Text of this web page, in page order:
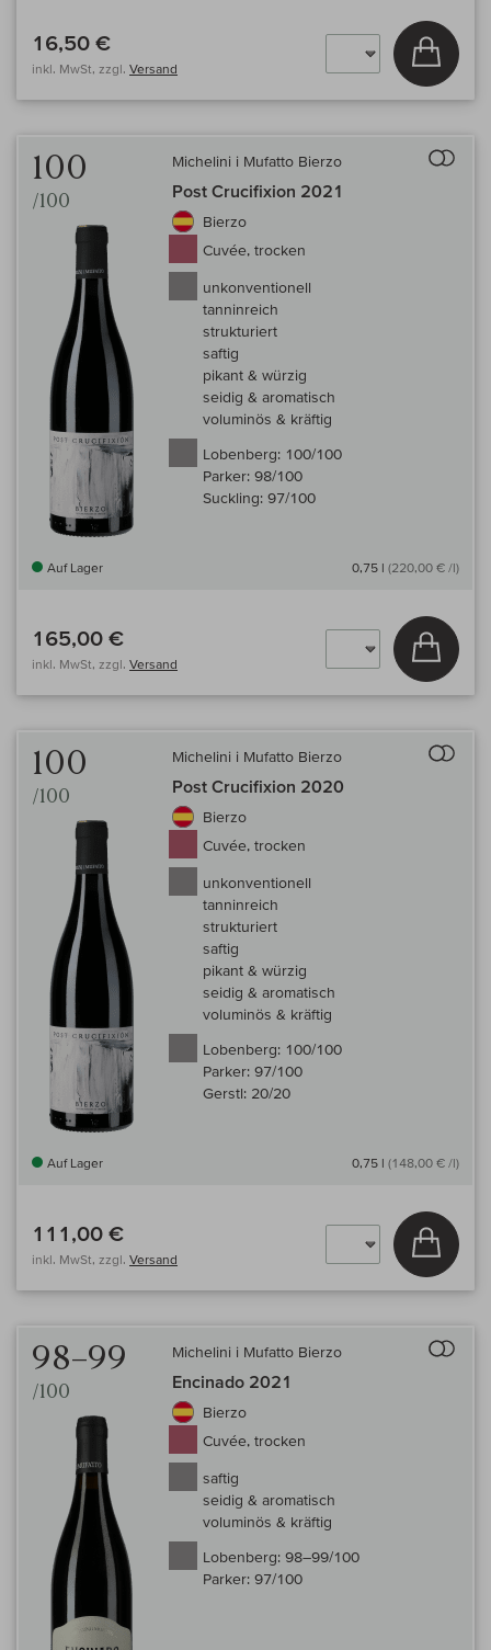
16,50 €
inkl. MwSt, zzgl. Versand
In
100
/100
Michelini i Mufatto Bierzo
Post Crucifixion 2021
Bierzo
Cuvée, trocken
unkonventionell
tanninreich
strukturiert
saftig
pikant & würzig
seidig & aromatisch
voluminös & kräftig
Lobenberg: 100/100
Parker: 98/100
Suckling: 97/100
Auf Lager 0,75 l (220,00 € /l)
165,00 €
inkl. MwSt, zzgl. Versand
In
100
/100
Michelini i Mufatto Bierzo
Post Crucifixion 2020
Bierzo
Cuvée, trocken
unkonventionell
tanninreich
strukturiert
saftig
pikant & würzig
seidig & aromatisch
voluminös & kräftig
Lobenberg: 100/100
Parker: 97/100
Gerstl: 20/20
Auf Lager 0,75 l (148,00 € /l)
111,00 €
inkl. MwSt, zzgl. Versand
In
98–99
/100
Michelini i Mufatto Bierzo
Encinado 2021
Bierzo
Cuvée, trocken
saftig
seidig & aromatisch
voluminös & kräftig
Lobenberg: 98–99/100
Parker: 97/100